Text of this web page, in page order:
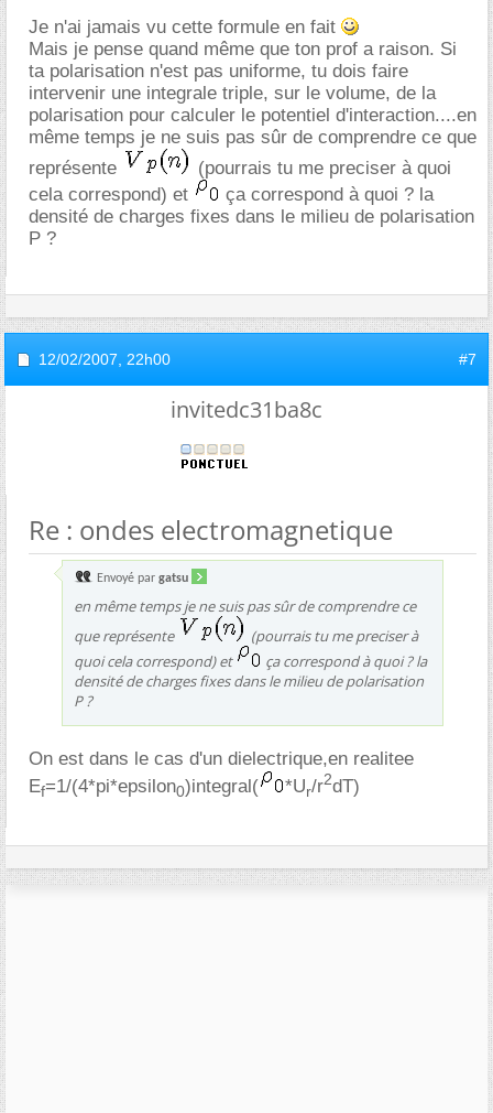
Je n'ai jamais vu cette formule en fait
Mais je pense quand même que ton prof a raison. Si
ta polarisation n'est pas uniforme, tu dois faire
intervenir une integrale triple, sur le volume, de la
polarisation pour calculer le potentiel d'interaction....en
même temps je ne suis pas sûr de comprendre ce que
représente
(pourrais tu me preciser à quoi
cela correspond) et
ça correspond à quoi ? la
densité de charges fixes dans le milieu de polarisation
P ?
12/02/2007, 22h00 #7
invitedc31ba8c
Re : ondes electromagnetique
Envoyé par gatsu
en même temps je ne suis pas sûr de comprendre ce
que représente
(pourrais tu me preciser à
quoi cela correspond) et
ça correspond à quoi ? la
densité de charges fixes dans le milieu de polarisation
P ?
On est dans le cas d'un dielectrique,en realitee
Ef=1/(4*pi*epsilon0)integral( *Ur/r2dT)